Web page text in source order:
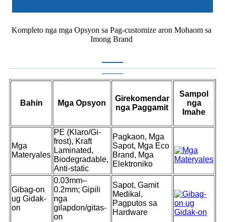
Kompleto nga mga Opsyon sa Pag-customize aron Mohaom sa
Imong Brand
Bahin Mga Opsyon
Girekomendar
nga Paggamit
Sampol
nga
Imahe
Mga
Materyales
PE (Klaro/Gi-
frost), Kraft
Laminated,
Biodegradable,
Anti-static
Pagkaon, Mga
Sapot, Mga Eco
Brand, Mga
Elektroniko
Gibag-on
ug Gidak-
on
0.03mm–
0.2mm; Gipili
nga
gilapdon/gitas-
on
Sapot, Gamit
Medikal,
Pagputos sa
Hardware